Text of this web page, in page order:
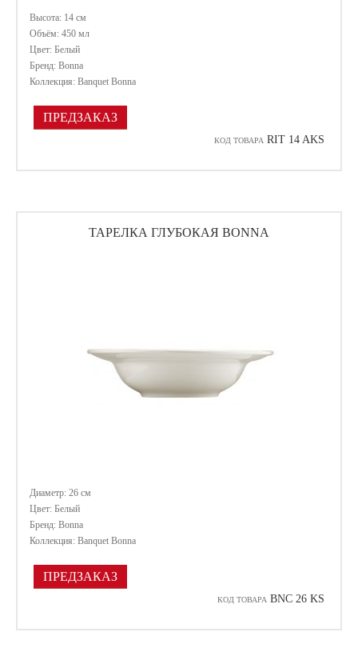
Высота: 14 см
Объём: 450 мл
Цвет: Белый
Бренд: Bonna
Коллекция: Banquet Bonna
ПРЕДЗАКАЗ
КОД ТОВАРА RIT 14 AKS
ТАРЕЛКА ГЛУБОКАЯ BONNA
Диаметр: 26 см
Цвет: Белый
Бренд: Bonna
Коллекция: Banquet Bonna
ПРЕДЗАКАЗ
КОД ТОВАРА BNC 26 KS